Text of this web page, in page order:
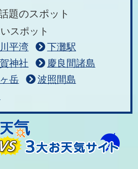
題のスポット
スポット
川平湾
下灘駅
神社
慶良間諸島
岳
波照間島